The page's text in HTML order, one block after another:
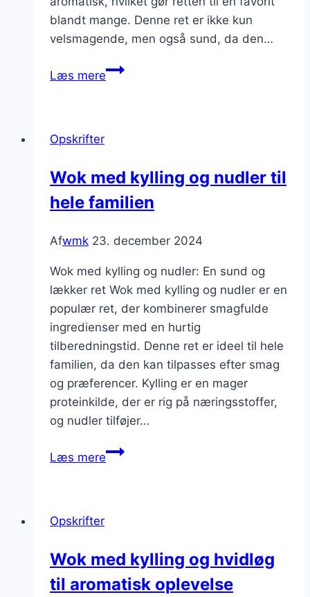
blandt mange. Denne ret er ikke kun
velsmagende, men også sund, da den…
Læs mereWok
Opskrifter
Wok med kylling og nudler til
hele familien
Afwmk 23. december 2024
Wok med kylling og nudler: En sund og
lækker ret Wok med kylling og nudler er en
populær ret, der kombinerer smagfulde
ingredienser med en hurtig
tilberedningstid. Denne ret er ideel til hele
familien, da den kan tilpasses efter smag
og præferencer. Kylling er en mager
proteinkilde, der er rig på næringsstoffer,
og nudler tilføjer…
Læs mereWok
hele
familien
Opskrifter
Wok med kylling og hvidløg
til aromatisk oplevelse